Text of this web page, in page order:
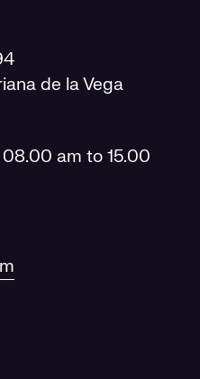
de la Vega
am to 15.00